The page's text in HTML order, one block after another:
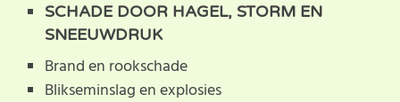
SCHADE DOOR HAGEL, STORM EN
SNEEUWDRUK
Brand en rookschade
Blikseminslag en explosies